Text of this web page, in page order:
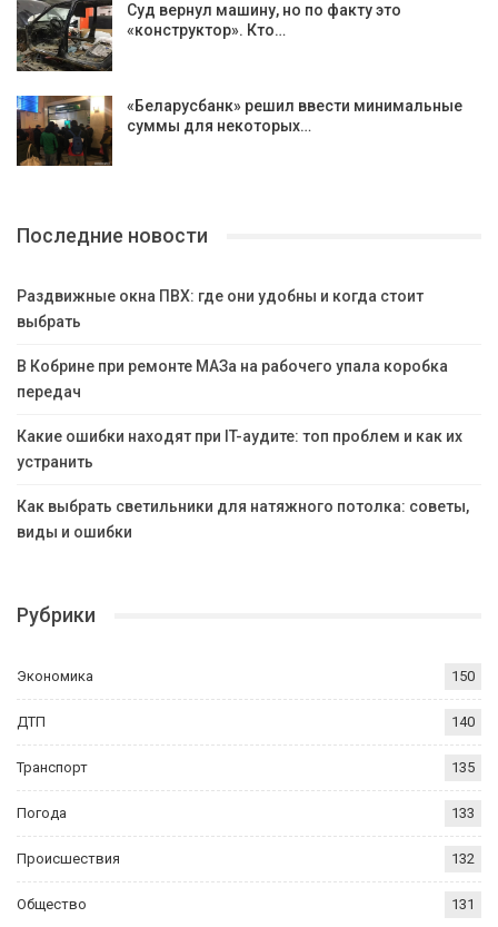
Суд вернул машину, но по факту это
«конструктор». Кто…
«Беларусбанк» решил ввести минимальные
суммы для некоторых…
Последние новости
Раздвижные окна ПВХ: где они удобны и когда стоит
выбрать
В Кобрине при ремонте МАЗа на рабочего упала коробка
передач
Какие ошибки находят при IT-аудите: топ проблем и как их
устранить
Как выбрать светильники для натяжного потолка: советы,
виды и ошибки
Рубрики
Экономика 150
ДТП 140
Транспорт 135
Погода 133
Происшествия 132
Общество 131